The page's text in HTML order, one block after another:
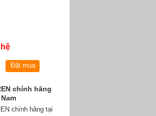
Đặt mua
chính hãng